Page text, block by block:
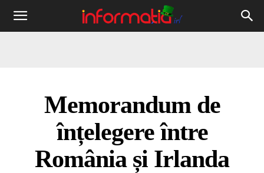
Informația
Memorandum de
înțelegere între
România și Irlanda